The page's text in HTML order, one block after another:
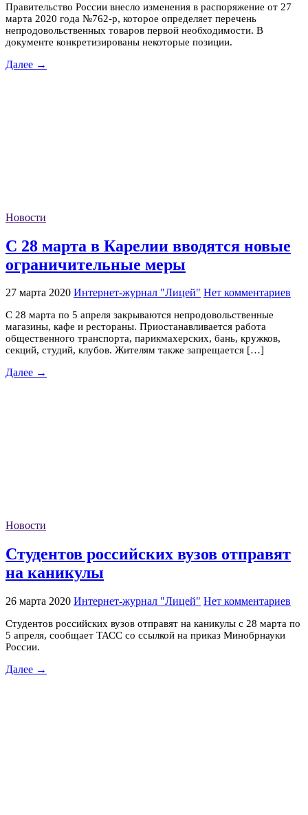
Правительство России внесло изменения в распоряжение от 27
марта 2020 года №762-р, которое определяет перечень
непродовольственных товаров первой необходимости. В
документе конкретизированы некоторые позиции.
Далее →
Новости
С 28 марта в Карелии вводятся новые
ограничительные меры
27 марта 2020 Интернет-журнал "Лицей" Нет комментариев
С 28 марта по 5 апреля закрываются непродовольственные
магазины, кафе и рестораны. Приостанавливается работа
общественного транспорта, парикмахерских, бань, кружков,
секций, студий, клубов. Жителям также запрещается […]
Далее →
Новости
Студентов российских вузов отправят
на каникулы
26 марта 2020 Интернет-журнал "Лицей" Нет комментариев
Студентов российских вузов отправят на каникулы с 28 марта по
5 апреля, сообщает ТАСС со ссылкой на приказ Минобрнауки
России.
Далее →